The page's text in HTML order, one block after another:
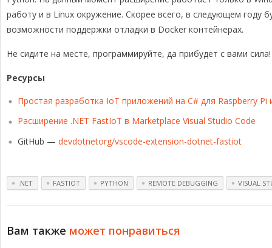
работу и в Linux окружение. Скорее всего, в следующем году
возможности поддержки отладки в Docker контейнерах.
Не сидите на месте, программируйте, да прибудет с вами сила!
Ресурсы
Простая разработка IoT приложений на C# для Raspberry Pi
Расширение .NET FastIoT в Marketplace Visual Studio Code
GitHub — devdotnetorg/vscode-extension-dotnet-fastiot
.NET FASTIOT PYTHON REMOTE DEBUGGING VISUAL
Вам также может понравиться